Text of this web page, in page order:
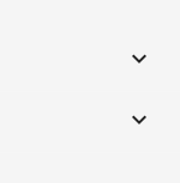

keyboard_arrow_down